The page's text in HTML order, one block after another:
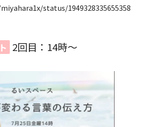
status/1949328335655358
2回目：14時〜